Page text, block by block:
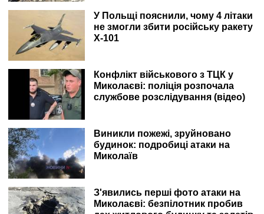
У Польщі пояснили, чому 4 літаки
не змогли збити російську ракету
Х-101
Конфлікт військового з ТЦК у
Миколаєві: поліція розпочала
службове розслідування (відео)
Виникли пожежі, зруйновано
будинок: подробиці атаки на
Миколаїв
З'явились перші фото атаки на
Миколаєві: безпілотник пробив